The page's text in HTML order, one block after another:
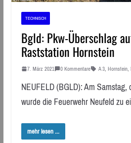
TECHNISCH
Bgld: Pkw-Überschlag
Raststation Hornstein
7. März 2021 0 Kommentare A 3, Hornstein,
NEUFELD (BGLD): Am
wurde die Feuerwehr Neufeld zu
mehr lesen ...